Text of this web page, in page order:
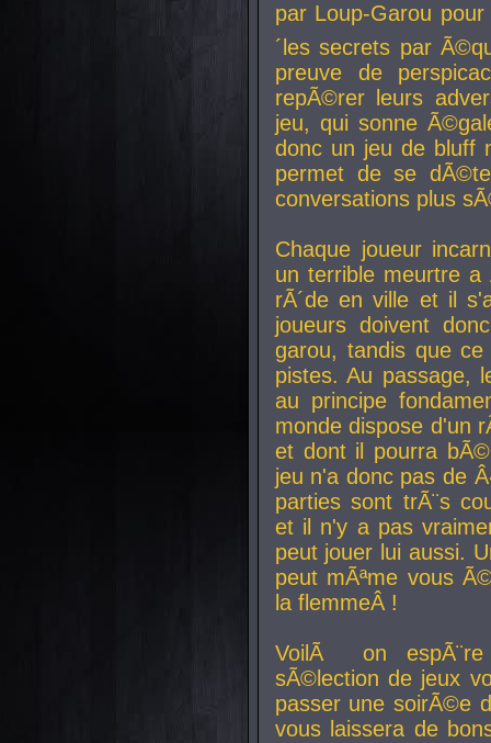
par Loup-Garou
´les secrets par
preuve de
repÃ©rer leurs
jeu, qui sonne
donc un jeu de bluff
permet de se
conversations plus
Chaque joueur
un terrible meurtre
rÃ´de en ville et il
joueurs doivent
garou, tandis que
pistes. Au passage,
au principe
monde dispose d'un
et dont il pourra
jeu n'a donc pas de
parties sont trÃ¨s
et il n'y a pas
peut jouer lui aussi.
peut mÃªme vous
la flemmeÂ !
VoilÃ on
sÃ©lection de jeux
passer une soirÃ©e
vous laissera de